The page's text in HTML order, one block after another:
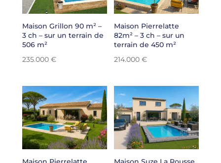
Maison Grillon 90 m² –
3 ch – sur un terrain de
506 m²
235.000 €
Maison Pierrelatte
82m² – 3 ch – sur un
terrain de 450 m²
214.000€